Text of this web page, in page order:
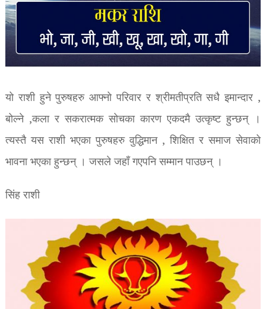
यो राशी हुने पुरुषहरु आफ्नो परिवार र श्रीमतीप्रति सधै इमान्दार ,
बोल्ने ,कला र सकरात्मक सोचका कारण एकदमै उत्कृष्ट हुन्छन् ।
त्यस्तै यस राशी भएका पुरुषहरु वुद्धिमान , शिक्षित र समाज सेवाको
भावना भएका हुन्छन् । जसले जहाँ गएपनि सम्मान पाउछन् ।
सिंह राशी